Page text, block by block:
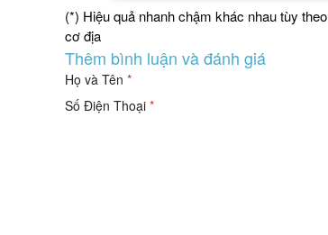
(*) Hiệu quả nhanh chậm khác nhau tùy theo
cơ địa
Thêm bình luận và đánh giá
Họ và Tên *
Số Điện Thoại *